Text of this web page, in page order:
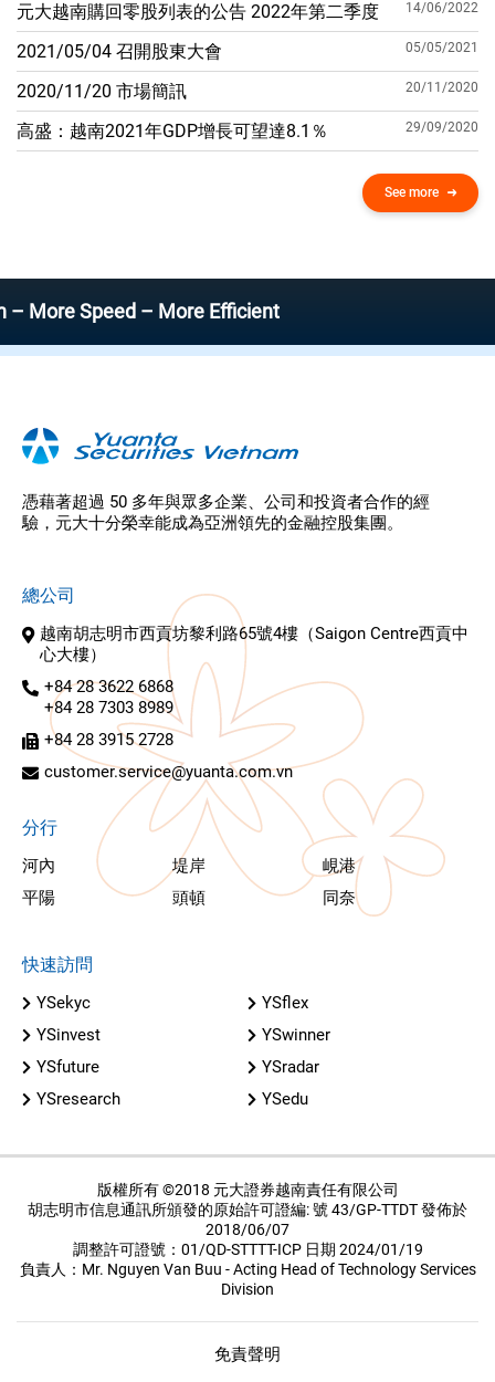
元大越南購回零股列表的公告 2022年第二季度 14/06/2022
2021/05/04 召開股東大會 05/05/2021
2020/11/20 市場簡訊 20/11/2020
高盛：越南2021年GDP增​​長可望達8.1％ 29/09/2020
See more
– More Efficient
憑藉著超過 50 多年與眾多企業、公司和投資者合作的經
驗，元大十分榮幸能成為亞洲領先的金融控股集團。
總公司
越南胡志明市西貢坊黎利路65號4樓（Saigon Centre西貢中
心大樓）
+84 28 3622 6868
+84 28 7303 8989
+84 28 3915 2728
customer.service@yuanta.com.vn
分行
河內 堤岸
峴港
平陽
頭頓 同奈
快速訪問
YSekyc
YSflex
YSinvest
YSwinner
YSfuture
YSradar
YSresearch
YSedu
版權所有 ©2018 元大證券越南責任有限公司
胡志明市信息通訊所頒發的原始許可證編: 號 43/GP-TTDT 發佈於
2018/06/07
調整許可證號：01/QD-STTTT-ICP 日期 2024/01/19
負責人：Mr. Nguyen Van Buu - Acting Head of Technology Services
Division
免責聲明